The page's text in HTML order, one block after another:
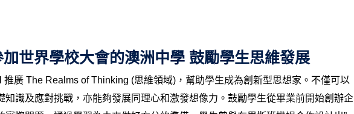
世界學校大會的澳洲中學 鼓勵學生思維發展
推廣 The Realms of Thinking (思維領域)，幫助學生成為創新型思想家。不僅可以
知識及應對挑戰，亦能夠發展同理心和激發想像力。鼓勵學生從畢業前開始創辦企